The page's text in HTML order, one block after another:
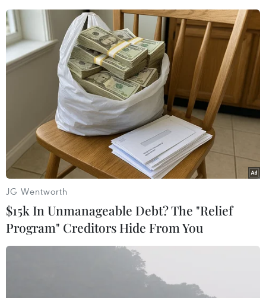
Nhiều người vẫn không khỏi xúc động khi nghĩ về những nạn
nhân xấu số.(Ảnh: Tuấn Đức/TTXVN)
JG Wentworth
$15k In Unmanageable Debt? The "Relief
Program" Creditors Hide From You